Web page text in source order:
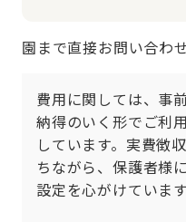
園まで直接お問い合わ
費用に関しては、事
納得のいく形でご利
しています。実費徴
ちながら、保護者様
設定を心がけています